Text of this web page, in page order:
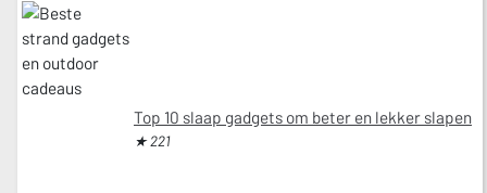
Top 10 slaap gadgets om beter en lekker slapen
★ 221